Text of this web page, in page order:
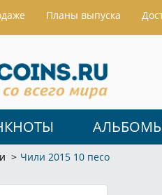
Планы выпуска
Чили 2015 10 песо